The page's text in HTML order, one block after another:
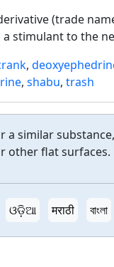
(trade
stimulant to the
,
, shabu, trash
a similar
other flat surfaces.
ଓଡ଼ିଆ मराठी বাংলা